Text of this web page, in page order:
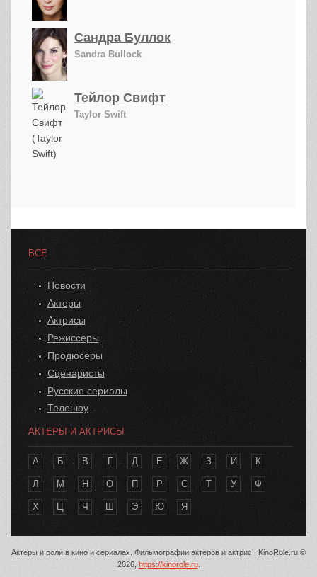
Сандра Буллок
Sandra Bullock
Тейлор Свифт
Taylor Swift
ВСЕ
Новости
Актеры
Актрисы
Режиссеры
Продюсеры
Сценаристы
Русские сериалы
Телешоу
АКТЕРЫ И АКТРИСЫ
А Б В Г Д Е Ж З И К
Л М Н О П Р С Т У Ф
Х Ц Ч Ш Э Ю Я
Актеры и роли в кино и сериалах. Фильмографии актеров и актрис | KinoRole.ru ©
2026, https://kinorole.ru.